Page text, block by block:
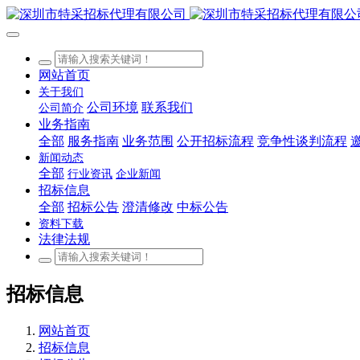
网站首页
关于我们
公司简介 公司环境 联系我们
业务指南
全部 服务指南 业务范围 公开招标流程 竞争性谈判流程
新闻动态
全部 行业资讯 企业新闻
招标信息
全部 招标公告 澄清修改 中标公告
资料下载
法律法规
招标信息
网站首页
招标信息